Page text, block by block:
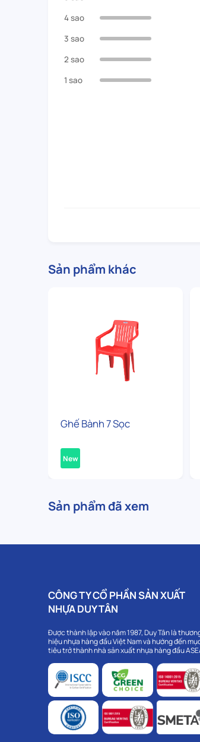
4 sao
3 sao
2 sao
1 sao
Sản phẩm khác
Ghế Bành 7 Sọc
New
Sản phẩm đã xem
CÔNG TY CỔ PHẦN SẢN XUẤT
NHỰA DUY TÂN
Được thành lập vào năm 1987, Duy Tân là
hiệu nhựa hàng đầu Việt Nam và hướng đến
tiêu trở thành nhà sản xuất nhựa hàng đầu